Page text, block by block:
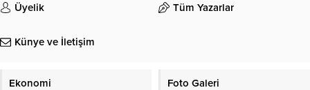
Üyelik Tüm Yazarlar
Künye ve İletişim
Ekonomi Foto Galeri